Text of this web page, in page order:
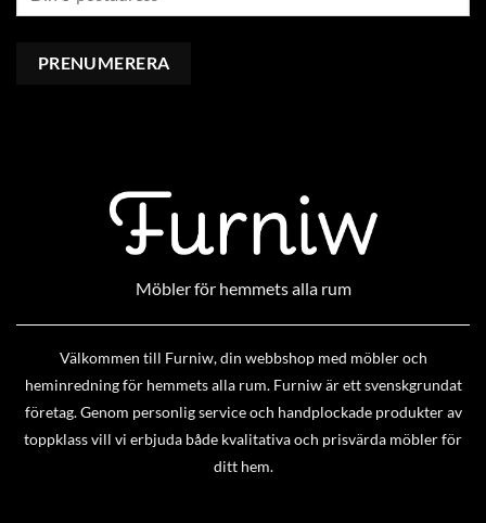
Möbler för hemmets alla rum
Välkommen till Furniw, din webbshop med möbler och
heminredning för hemmets alla rum. Furniw är ett svenskgrundat
företag. Genom personlig service och handplockade produkter av
toppklass vill vi erbjuda både kvalitativa och prisvärda möbler för
ditt hem.